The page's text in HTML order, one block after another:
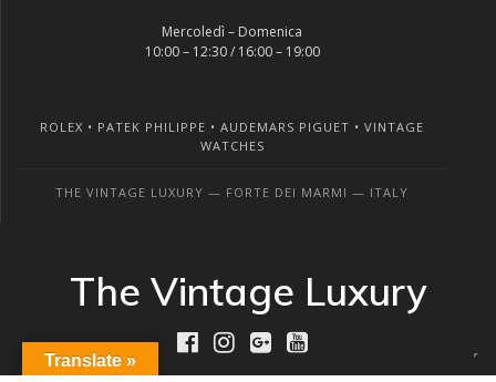
Mercoledì – Domenica
10:00 – 12:30 / 16:00 – 19:00
ROLEX • PATEK PHILIPPE • AUDEMARS PIGUET • VINTAGE
WATCHES
THE VINTAGE LUXURY — FORTE DEI MARMI — ITALY
The Vintage Luxury
Translate »